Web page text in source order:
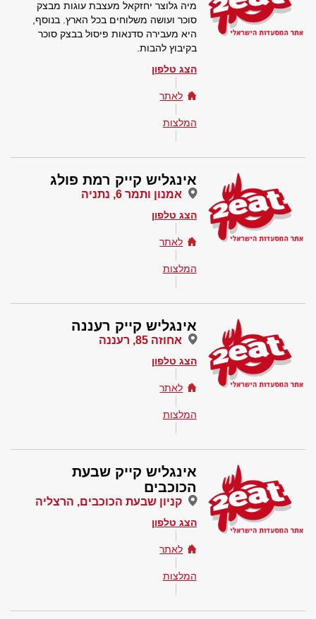
מיה גלוצר יחזקאל מעצבת עוגות מבצק
סוכר ועושה משלוחים בכל הארץ. בנוסף,
היא מעבירה סדנאות פיסול בבצק סוכר
בקיבוץ להבות.
הצג טלפון
לאתר
המלצות
אינגליש קייק רמת פולג
אמנון ותמר 6, נתניה
הצג טלפון
לאתר
המלצות
אינגליש קייק רעננה
אחוזה 85, רעננה
הצג טלפון
לאתר
המלצות
אינגליש קייק שבעת
הכוכבים
קניון שבעת הכוכבים, הרצליה
הצג טלפון
לאתר
המלצות